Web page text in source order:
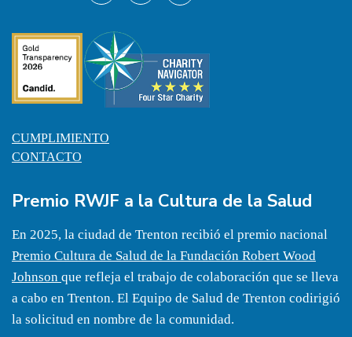
CUMPLIMIENTO
CONTACTO
Premio RWJF a la Cultura de la Salud
En 2025, la ciudad de Trenton recibió el premio nacional
Premio Cultura de Salud de la Fundación Robert Wood
Johnson que refleja el trabajo de colaboración que se lleva
a cabo en Trenton. El Equipo de Salud de Trenton codirigió
la solicitud en nombre de la comunidad.